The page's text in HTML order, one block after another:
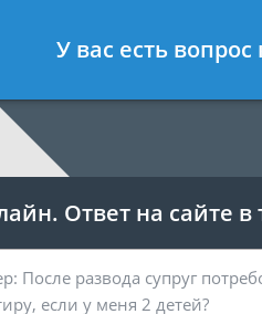
467-38-49
Ответ на сайте
У вас есть вопрос